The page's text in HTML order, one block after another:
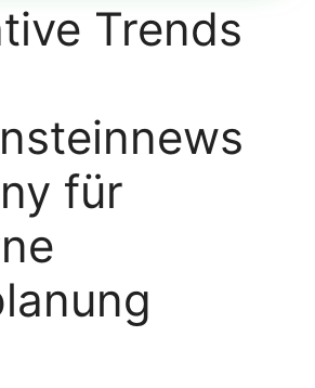
Trends
für